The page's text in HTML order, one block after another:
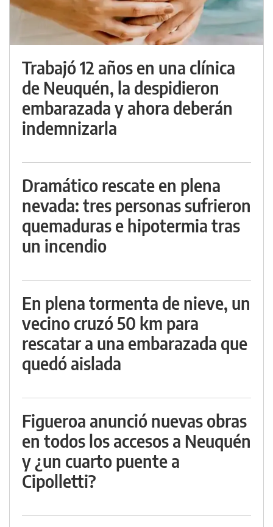
Trabajó 12 años en una clínica
de Neuquén, la despidieron
embarazada y ahora deberán
indemnizarla
Dramático rescate en plena
nevada: tres personas sufrieron
quemaduras e hipotermia tras
un incendio
En plena tormenta de nieve, un
vecino cruzó 50 km para
rescatar a una embarazada que
quedó aislada
Figueroa anunció nuevas obras
en todos los accesos a Neuquén
y ¿un cuarto puente a
Cipolletti?